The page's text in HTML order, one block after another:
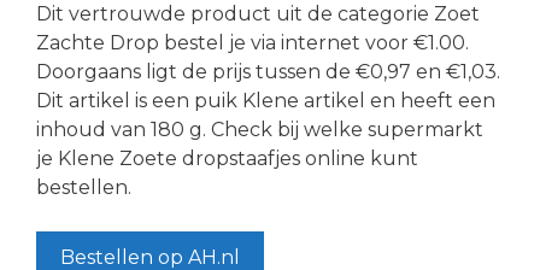
Dit vertrouwde product uit de categorie Zoet
Zachte Drop bestel je via internet voor €1.00.
Doorgaans ligt de prijs tussen de €0,97 en €1,03.
Dit artikel is een puik Klene artikel en heeft een
inhoud van 180 g. Check bij welke supermarkt
je Klene Zoete dropstaafjes online kunt
bestellen.
Bestellen op AH.nl